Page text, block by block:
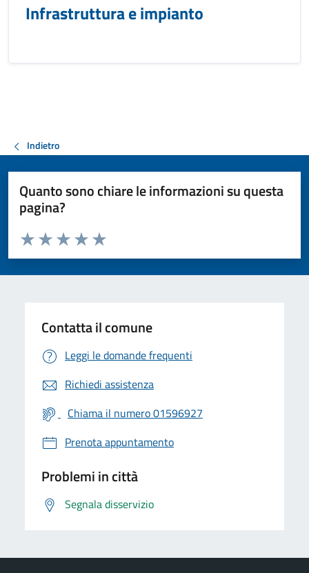
Infrastruttura e impianto
Indietro
Quanto sono chiare le informazioni su questa
pagina?
Valuta da 1 a 5 stelle la pagina
Valuta 5 stelle su 5
Valuta 4 stelle su 5
Valuta 3 stelle su 5
Valuta 2 stelle su 5
Valuta 1 stelle su 5
Contatta il comune
Leggi le domande frequenti
Richiedi assistenza
Chiama il numero 01596927
Prenota appuntamento
Problemi in città
Segnala disservizio